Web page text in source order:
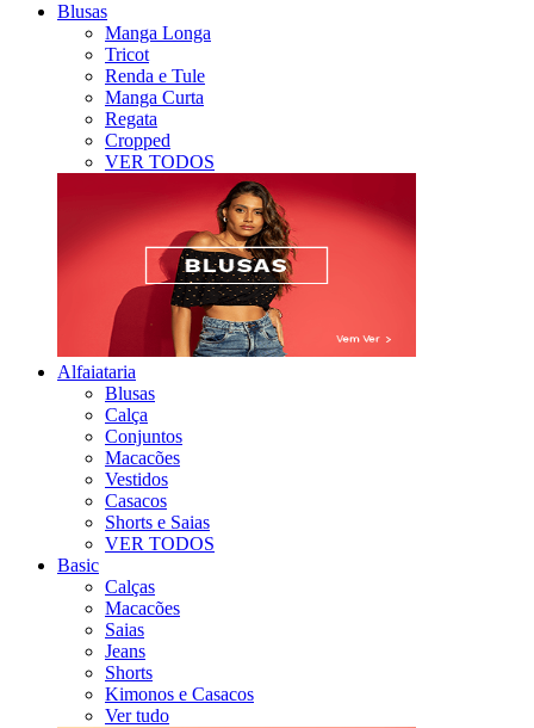
Blusas
Manga Longa
Tricot
Renda e Tule
Manga Curta
Regata
Cropped
VER TODOS
Alfaiataria
Blusas
Calça
Conjuntos
Macacões
Vestidos
Casacos
Shorts e Saias
VER TODOS
Basic
Calças
Macacões
Saias
Jeans
Shorts
Kimonos e Casacos
Ver tudo